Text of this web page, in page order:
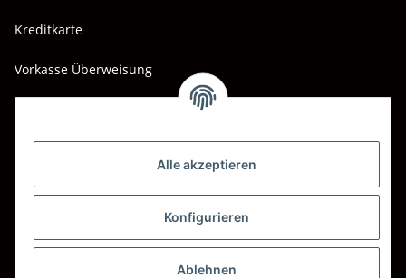
Alle akzeptieren
Konfigurieren
Ablehnen
Kreditkarte
Vorkasse Überweisung
Wir versenden mit